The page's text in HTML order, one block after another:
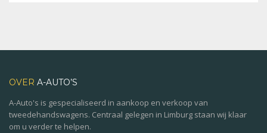
OVER A-AUTO’S
A-Auto's is gespecialiseerd in aankoop en verkoop van
tweedehandswagens. Centraal gelegen in Limburg staan wij klaar
om u verder te helpen.